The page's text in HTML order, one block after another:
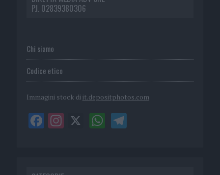
P.I. 02839380306
Chi siamo
Codice etico
Immagini stock di it.depositphotos.com